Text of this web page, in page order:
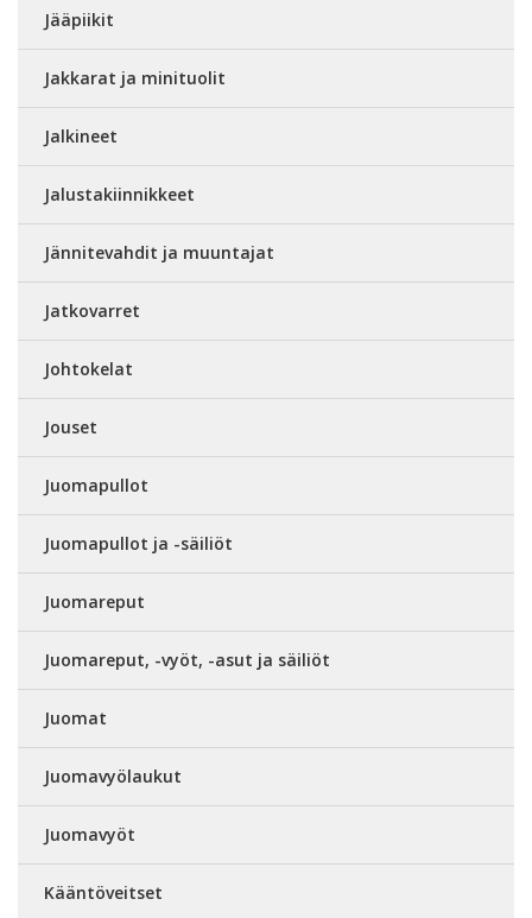
Jääpiikit
Jakkarat ja minituolit
Jalkineet
Jalustakiinnikkeet
Jännitevahdit ja muuntajat
Jatkovarret
Johtokelat
Jouset
Juomapullot
Juomapullot ja -säiliöt
Juomareput
Juomareput, -vyöt, -asut ja säiliöt
Juomat
Juomavyölaukut
Juomavyöt
Kääntöveitset